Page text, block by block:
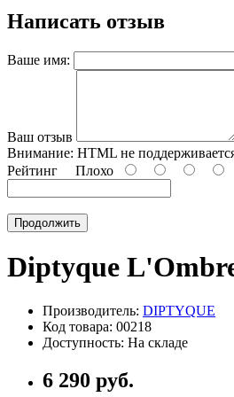
Написать отзыв
Ваше имя:
Ваш отзыв
Внимание: HTML не
Рейтинг Плохо
Продолжить
Diptyque
Производитель: DIPTYQUE
Код товара: 00218
Доступность: На складе
6 290 руб.